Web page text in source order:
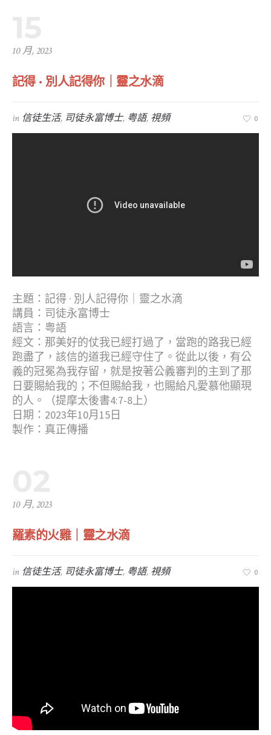
10 月, 2023
記得 · 別人記得你｜靈之水滴
in 信徒生活, 司徒永富博士, 粤語, 視頻 0
主題：記得 · 別人記得你｜靈之水滴
講員：司徒永富博士
語言：粤語
經文：那美好的仗我已經打過了，當跑的路我已經
跑盡了，該信的道我已經守住了。從此以後，有公
義的冠冕為我存留，就是按著公義審判的主到了那
日要賜給我的；不但賜給我，也賜給凡愛慕他顯現
的人。（提摩太後書4:7-8上）
日期：2023年10月15日
製作：真正傳播
10 月, 2023
羅素的火雞｜靈之水滴
in 信徒生活, 司徒永富博士, 粤語, 視頻 0